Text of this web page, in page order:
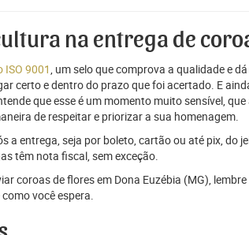
na entrega de
9001, um selo que comprova a qualidade e
certo e dentro do prazo que foi acertado. E
que esse é um momento muito sensível,
de respeitar e priorizar a sua homenagem.
a entrega, seja por boleto, cartão ou até pix, do
têm nota fiscal, sem exceção.
coroas de flores em Dona Euzébia (MG),
você espera.